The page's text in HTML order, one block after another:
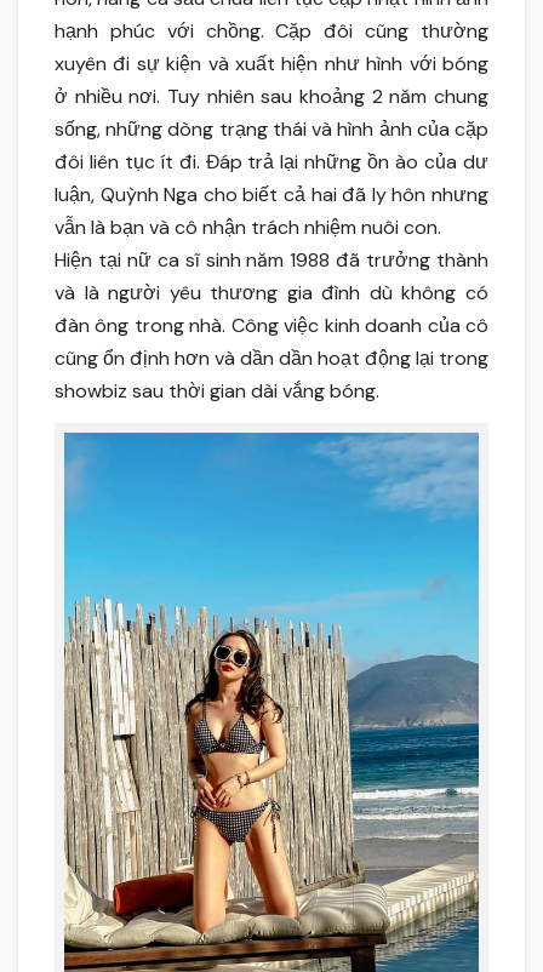
hạnh phúc với chồng. Cặp đôi cũng thường
xuyên đi sự kiện và xuất hiện như hình với bóng
ở nhiều nơi. Tuy nhiên sau khoảng 2 năm chung
sống, những dòng trạng thái và hình ảnh của cặp
đôi liên tục ít đi. Đáp trả lại những ồn ào của dư
luận, Quỳnh Nga cho biết cả hai đã ly hôn nhưng
vẫn là bạn và cô nhận trách nhiệm nuôi con.
Hiện tại nữ ca sĩ sinh năm 1988 đã trưởng thành
và là người yêu thương gia đình dù không có
đàn ông trong nhà. Công việc kinh doanh của cô
cũng ổn định hơn và dần dần hoạt động lại trong
showbiz sau thời gian dài vắng bóng.